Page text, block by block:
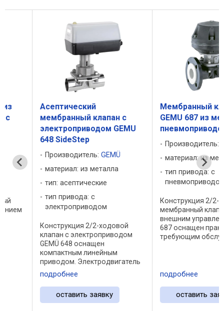
Асептический
мембранный клапан с
электроприводом GEMU
648 SideStep
Производитель:GEMÜ
материал: из металла
тип: асептические
тип привода: с
электроприводом
Конструкция 2/2-ходовой
клапан с электроприводом
GEMÜ 648 оснащен
компактным линейным
приводом. Электродвигатель
рассчитан на работу как с
постоянным, так и с
переменным рабочим
напряжением. Встроенный
подробнее
оставить заявку
Мембранный клапан
GEMU 687 из металла
пневмоприводом
Производитель:GEMÜ
материал: из металла
тип привода: с
пневмоприводом
Конструкция 2/2-
мембранный клапан с
внешним управлением
687 оснащен
требующим
функциями управления
"нормально закрытый
открытый пружиной" и ...
подробнее
оставить заявку